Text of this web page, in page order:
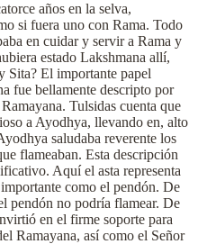
años en la selva,
si fuera uno con Rama. Todo
en cuidar y servir a Rama y
estado Lakshmana allí,
Sita? El importante papel
fue bellamente descripto por
Tulsidas cuenta que
a Ayodhya, llevando en, alto
saludaba reverente los
flameaban. Esta descripción
Aquí el asta representa
como el pendón. De
pendón no podría flamear. De
en el firme soporte para
Ramayana, así como el Señor